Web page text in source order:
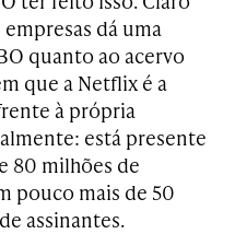
dá uma
quanto ao acervo
que a Netflix é a
à própria
está presente
80 milhões de
pouco mais de 50
assinantes.